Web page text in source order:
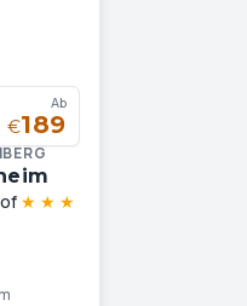
Ab
€189
★ ★ ★